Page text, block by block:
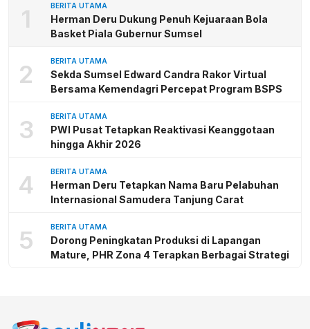
1 BERITA UTAMA
Herman Deru Dukung Penuh Kejuaraan Bola
Basket Piala Gubernur Sumsel
2 BERITA UTAMA
Sekda Sumsel Edward Candra Rakor Virtual
Bersama Kemendagri Percepat Program BSPS
3 BERITA UTAMA
PWI Pusat Tetapkan Reaktivasi Keanggotaan
hingga Akhir 2026
4 BERITA UTAMA
Herman Deru Tetapkan Nama Baru Pelabuhan
Internasional Samudera Tanjung Carat
5 BERITA UTAMA
Dorong Peningkatan Produksi di Lapangan
Mature, PHR Zona 4 Terapkan Berbagai Strategi